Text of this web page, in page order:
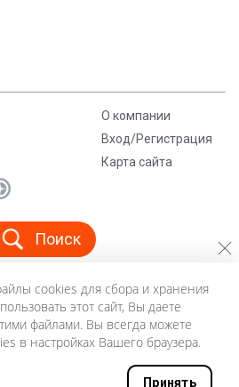
О компании
Вход/Регистрация
Карта сайта
Поиск
2005-2026
конфиденциальности
cookies для сбора и хранения
этот сайт, Вы даете
файлами. Вы всегда можете
в настройках Вашего браузера.
Принять